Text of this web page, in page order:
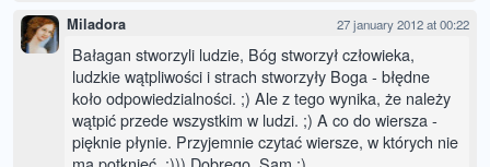
Miladora 27 january 2012 at 00:22
Bałagan stworzyli ludzie, Bóg stworzył człowieka,
ludzkie wątpliwości i strach stworzyły Boga - błędne
koło odpowiedzialności. ;) Ale z tego wynika, że należy
wątpić przede wszystkim w ludzi. ;) A co do wiersza -
pięknie płynie. Przyjemnie czytać wiersze, w których nie